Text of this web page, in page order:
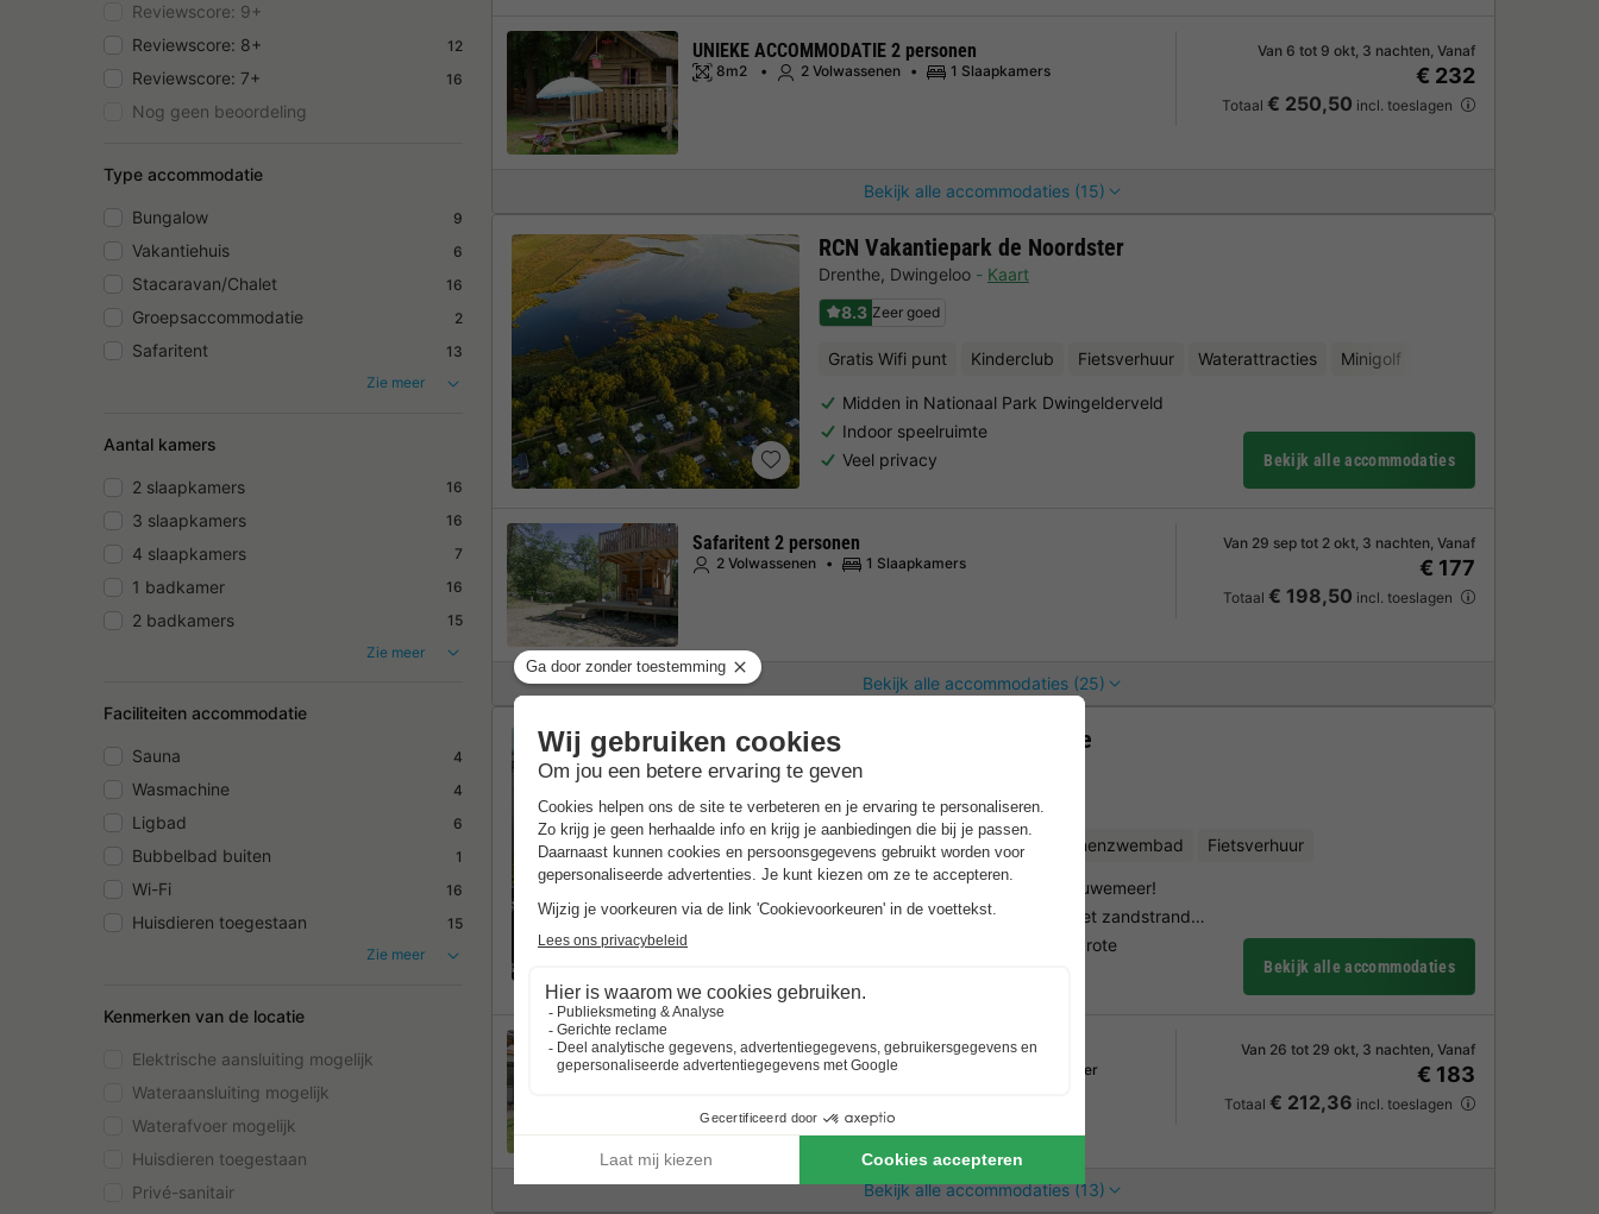
Reviewscore: 9+
Reviewscore: 8+
12
Reviewscore: 7+ 16
Nog geen beoordeling
Type accommodatie
Bungalow 9
Vakantiehuis 6
Stacaravan/Chalet 16
Groepsaccommodatie 2
Safaritent
13
Zie meer
Aantal kamers
2 slaapkamers 16
3 slaapkamers 16
4 slaapkamers 7
1 badkamer 16
2 badkamers
15
Zie meer
Faciliteiten accommodatie
Sauna 4
Wasmachine 4
Ligbad 6
Bubbelbad buiten 1
Wi-Fi 16
Huisdieren toegestaan
15
Zie meer
Kenmerken van de locatie
Elektrische aansluiting mogelijk
Wateraansluiting mogelijk
Waterafvoer mogelijk
Huisdieren toegestaan
Privé-sanitair
Bekijk alle accommodaties (15)
UNIEKE ACCOMMODATIE 2 personen
8m2 2 Volwassenen 1 Slaapkamers
Van 6 tot 9 okt, 3 nachten, Vanaf
€ 232
Totaal € 250,50 incl. toeslagen
RCN Vakantiepark de Noordster
Drenthe, Dwingeloo
Kaart
8.3 Zeer goed
Gratis Wifi punt Kinderclub Fietsverhuur Waterattracties Minigolf
Midden in Nationaal Park Dwingelderveld
Indoor speelruimte
Veel privacy
Bekijk alle accommodaties
Bekijk alle accommodaties (25)
Safaritent 2 personen
2 Volwassenen 1 Slaapkamers
Van 29 sep tot 2 okt, 3 nachten, Vanaf
€ 177
Totaal € 198,50 incl. toeslagen
RCN Vakantiepark Zeewolde
Flevoland
8.3 Zeer goed
Gratis Wifi punt Verwarmd binnenzwembad Fietsverhuur
Watersportparadijs aan het Veluwemeer!
Directe ligging aan het meer met zandstrand…
Verwarmd binnenzwembad & grote
Bekijk alle accommodaties
Bekijk alle accommodaties (13)
APPARTEMENT 2 personen
2 Volwassenen 1 Slaapkamers 1 Badkamer
Van 26 tot 29 okt, 3 nachten, Vanaf
€ 183
Totaal € 212,36 incl. toeslagen